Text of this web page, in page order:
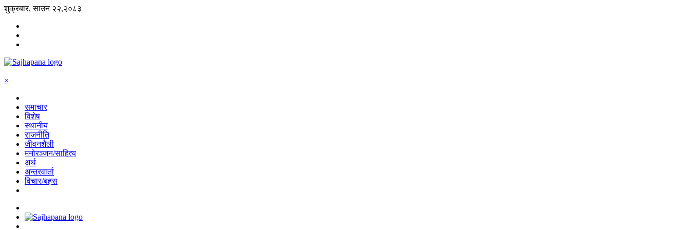
शुक्रबार, साउन २२,२०८३
×
समाचार
विशेष
स्थानीय
राजनीति
जीवनशैली
मनोरञ्जन/साहित्य
अर्थ
अन्तरवार्ता
विचार/बहस